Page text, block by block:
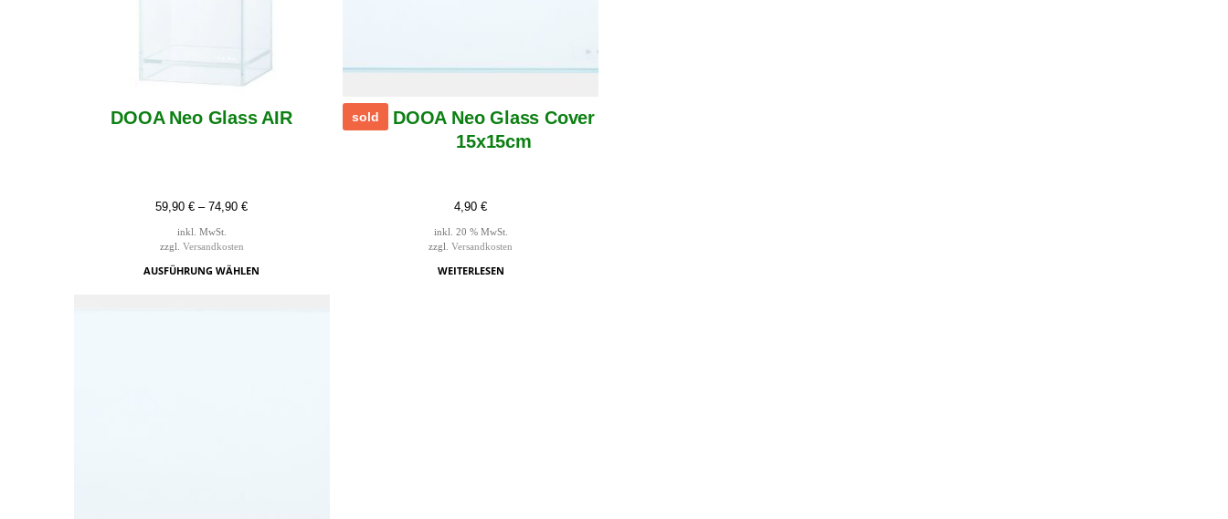
DOOA Neo Glass AIR
59,90€ –74,90€
inkl. MwSt.
zzgl. Versandkosten
AUSFÜHRUNG WÄHLEN
sold
DOOA Neo Glass Cover
15x15cm
4,90€
inkl. 20 % MwSt.
zzgl.Versandkosten
WEITERLESEN